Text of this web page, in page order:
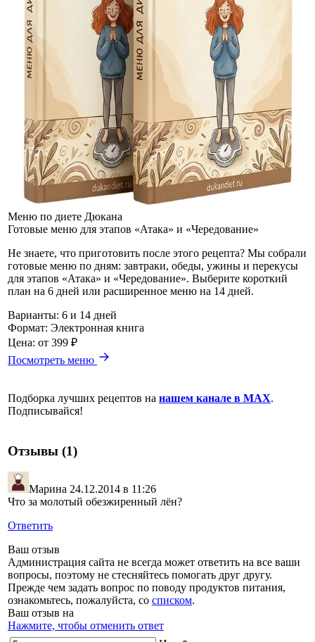
Меню по диете Дюкана
Готовые меню для этапов «Атака» и «Чередование»
Не знаете, что приготовить после этого рецепта? Мы собрали
готовые меню по дням: завтраки, обеды, ужины и перекусы
для этапов «Атака» и «Чередование». Выберите короткий
план на 6 дней или расширенное меню на 14 дней.
Варианты: 6 и 14 дней
Формат: Электронная книга
Цена: от 399 ₽
Посмотреть меню
Подборка лучших рецептов на нашем канале в MAX.
Подписывайся!
Отзывы (1)
Марина 24.12.2014 в 11:26
Что за молотый обезжиренный лён?
Ответить
Ваш отзыв
Администрация сайта не всегда может ответить на все ваши
вопросы, поэтому не стесняйтесь помогать друг другу.
Прежде чем задать вопрос по поводу продуктов питания,
ознакомьтесь, пожалуйста, со списком.
Ваш отзыв на
Нажмите, чтобы отменить ответ